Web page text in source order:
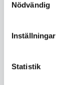
Nödvändig
Inställningar
Statistik